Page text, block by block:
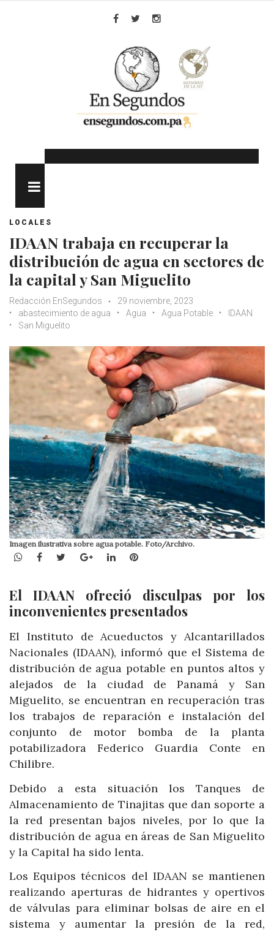
LOCALES
IDAAN trabaja en recuperar la
distribución de agua en sectores de
la capital y San Miguelito
Redacción EnSegundos
29 noviembre, 2023
abastecimiento de agua
Agua Agua Potable
IDAAN
San Miguelito
Imagen ilustrativa sobre agua potable. Foto/Archivo.
WhatsApp
Facebook
TwitterGoogle+LinkedInPinterest
El IDAAN ofreció disculpas por los
inconvenientes presentados
El Instituto de Acueductos y Alcantarillados
Nacionales (IDAAN), informó que el Sistema de
distribución de agua potable en puntos altos y
alejados de la ciudad de Panamá y San
Miguelito, se encuentran en recuperación tras
los trabajos de reparación e instalación del
conjunto de motor bomba de la planta
potabilizadora Federico Guardia Conte en
Chilibre.
Debido a esta situación los Tanques de
Almacenamiento de Tinajitas que dan soporte a
la red presentan bajos niveles, por lo que la
distribución de agua en áreas de San Miguelito
y la Capital ha sido lenta.
Los Equipos técnicos del IDAAN se mantienen
realizando aperturas de hidrantes y opertivos
de válvulas para eliminar bolsas de aire en el
sistema y aumentar la presión de la red,